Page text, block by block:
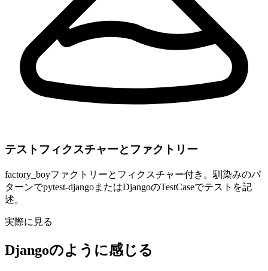
テストフィクスチャーとファクトリー
factory_boyファクトリーとフィクスチャー付き。馴染みのパ
ターンでpytest-djangoまたはDjangoのTestCaseでテストを記
述。
実際に見る
Djangoのように感じる